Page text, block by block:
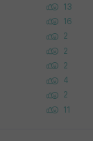
13
16
2
2
2
4
2
11